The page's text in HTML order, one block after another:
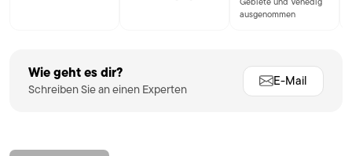
ausgenommen
Wie geht es dir?
Schreiben Sie an einen Experten
E-Mail